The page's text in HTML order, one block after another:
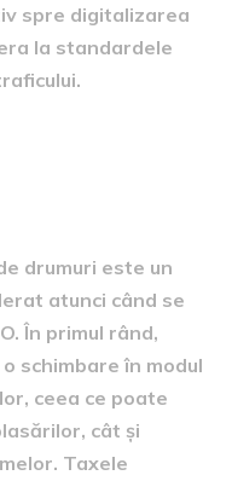
spre digitalizarea
la standardele
drumuri este un
atunci când se
În primul rând,
schimbare în modul
ceea ce poate
cât și
Taxele